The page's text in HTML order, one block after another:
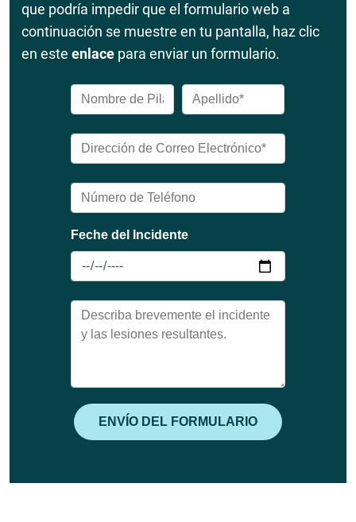
que podría impedir que el formulario web a
continuación se muestre en tu pantalla, haz clic
en este enlace para enviar un formulario.